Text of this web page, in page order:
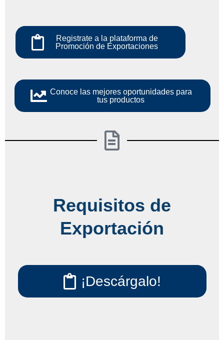
Registrate a la plataforma de
Promoción de Exportaciones
Conoce las mejores oportunidades para
tus productos
Requisitos de
Exportación
¡Descárgalo!